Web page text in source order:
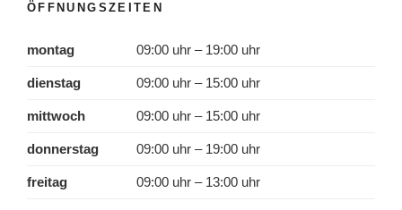
ÖFFNUNGSZEITEN
montag 09:00 uhr – 19:00 uhr
dienstag 09:00 uhr – 15:00 uhr
mittwoch 09:00 uhr – 15:00 uhr
donnerstag 09:00 uhr – 19:00 uhr
freitag 09:00 uhr – 13:00 uhr